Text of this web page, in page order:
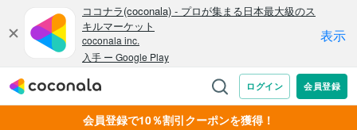
会員登録で10％割引クーポンを獲得！